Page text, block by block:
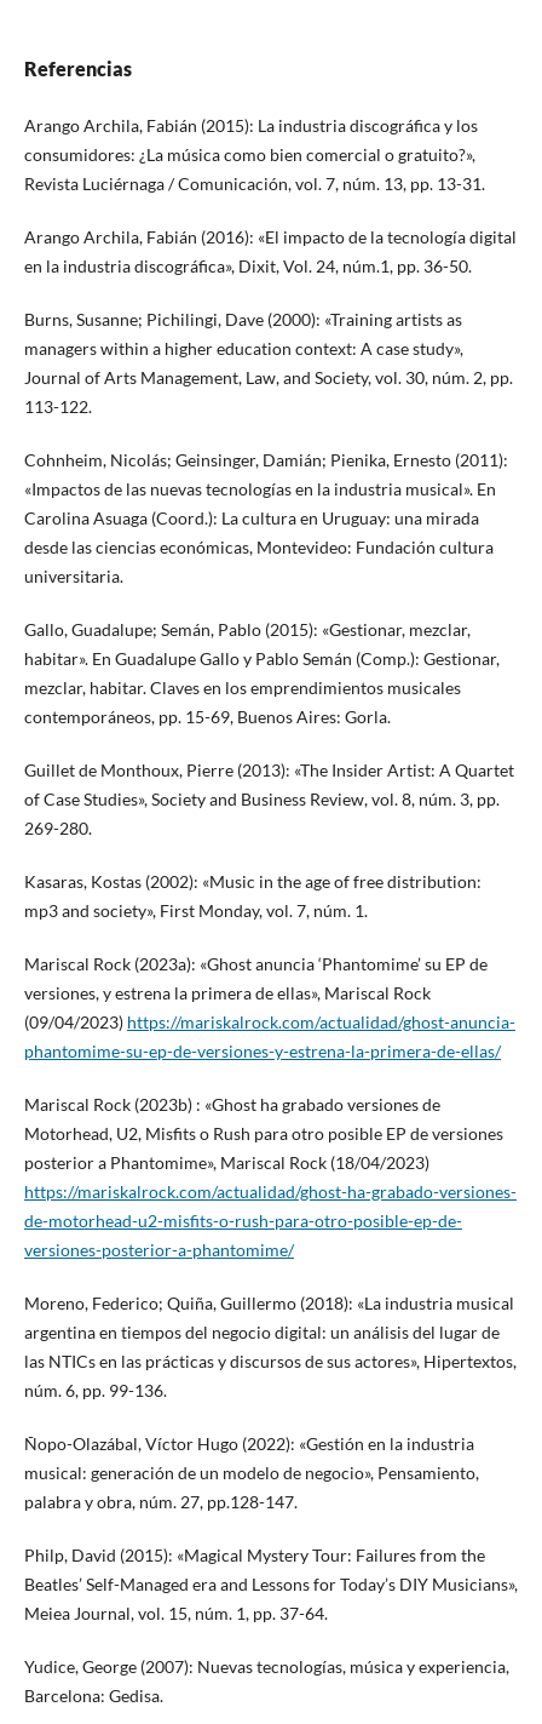
Referencias
Arango Archila, Fabián (2015): La industria discográfica y los
consumidores: ¿La música como bien comercial o gratuito?»,
Revista Luciérnaga / Comunicación, vol. 7, núm. 13, pp. 13-31.
Arango Archila, Fabián (2016): «El impacto de la tecnología digital
en la industria discográfica», Dixit, Vol. 24, núm.1, pp. 36-50.
Burns, Susanne; Pichilingi, Dave (2000): «Training artists as
managers within a higher education context: A case study»,
Journal of Arts Management, Law, and Society, vol. 30, núm. 2, pp.
113-122.
Cohnheim, Nicolás; Geinsinger, Damián; Pienika, Ernesto (2011):
«Impactos de las nuevas tecnologías en la industria musical». En
Carolina Asuaga (Coord.): La cultura en Uruguay: una mirada
desde las ciencias económicas, Montevideo: Fundación cultura
universitaria.
Gallo, Guadalupe; Semán, Pablo (2015): «Gestionar, mezclar,
habitar». En Guadalupe Gallo y Pablo Semán (Comp.): Gestionar,
mezclar, habitar. Claves en los emprendimientos musicales
contemporáneos, pp. 15-69, Buenos Aires: Gorla.
Guillet de Monthoux, Pierre (2013): «The Insider Artist: A Quartet
of Case Studies», Society and Business Review, vol. 8, núm. 3, pp.
269-280.
Kasaras, Kostas (2002): «Music in the age of free distribution:
mp3 and society», First Monday, vol. 7, núm. 1.
Mariscal Rock (2023a): «Ghost anuncia ‘Phantomime’ su EP de
versiones, y estrena la primera de ellas», Mariscal Rock
(09/04/2023) https://mariskalrock.com/actualidad/ghost-anuncia-
phantomime-su-ep-de-versiones-y-estrena-la-primera-de-ellas/
Mariscal Rock (2023b) : «Ghost ha grabado versiones de
Motorhead, U2, Misfits o Rush para otro posible EP de versiones
posterior a Phantomime», Mariscal Rock (18/04/2023)
https://mariskalrock.com/actualidad/ghost-ha-grabado-versiones-
de-motorhead-u2-misfits-o-rush-para-otro-posible-ep-de-
versiones-posterior-a-phantomime/
Moreno, Federico; Quiña, Guillermo (2018): «La industria musical
argentina en tiempos del negocio digital: un análisis del lugar de
las NTICs en las prácticas y discursos de sus actores», Hipertextos,
núm. 6, pp. 99-136.
Ñopo-Olazábal, Víctor Hugo (2022): «Gestión en la industria
musical: generación de un modelo de negocio», Pensamiento,
palabra y obra, núm. 27, pp.128-147.
Philp, David (2015): «Magical Mystery Tour: Failures from the
Beatles’ Self-Managed era and Lessons for Today’s DIY Musicians»,
Meiea Journal, vol. 15, núm. 1, pp. 37-64.
Yudice, George (2007): Nuevas tecnologías, música y experiencia,
Barcelona: Gedisa.